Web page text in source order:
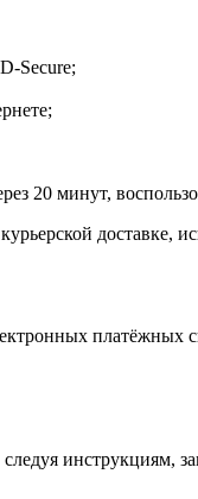
Secure;
20 минут,
доставке,
платёжных
инструкциям,